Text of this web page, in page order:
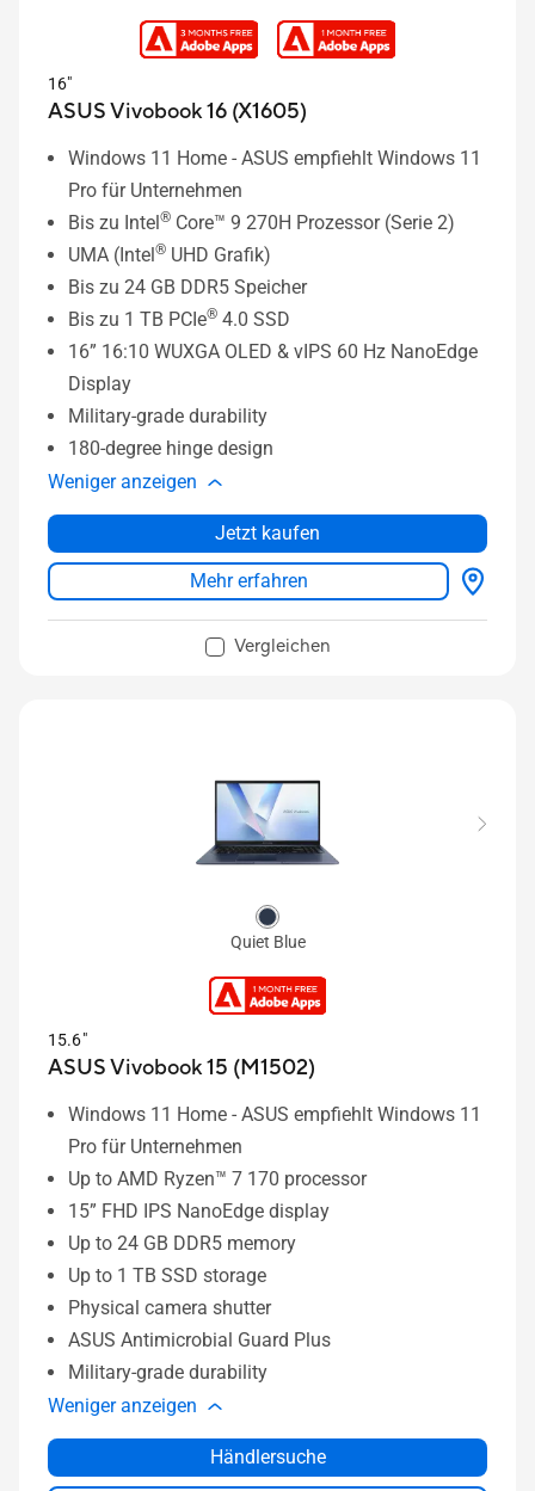
16"
ASUS Vivobook 16 (X1605)
Windows 11 Home - ASUS empfiehlt Windows 11
Pro für Unternehmen
Bis zu Intel® Core™ 9 270H Prozessor (Serie 2)
UMA (Intel® UHD Grafik)
Bis zu 24 GB DDR5 Speicher
Bis zu 1 TB PCIe® 4.0 SSD
16” 16:10 WUXGA OLED & vIPS 60 Hz NanoEdge
Display
Military-grade durability
180-degree hinge design
Weniger anzeigen
Jetzt kaufen
Mehr erfahren
Vergleichen
Quiet Blue
15.6"
ASUS Vivobook 15 (M1502)
Windows 11 Home - ASUS empfiehlt Windows 11
Pro für Unternehmen
Up to AMD Ryzen™ 7 170 processor
15” FHD IPS NanoEdge display
Up to 24 GB DDR5 memory
Up to 1 TB SSD storage
Physical camera shutter
ASUS Antimicrobial Guard Plus
Military-grade durability
Weniger anzeigen
Händlersuche